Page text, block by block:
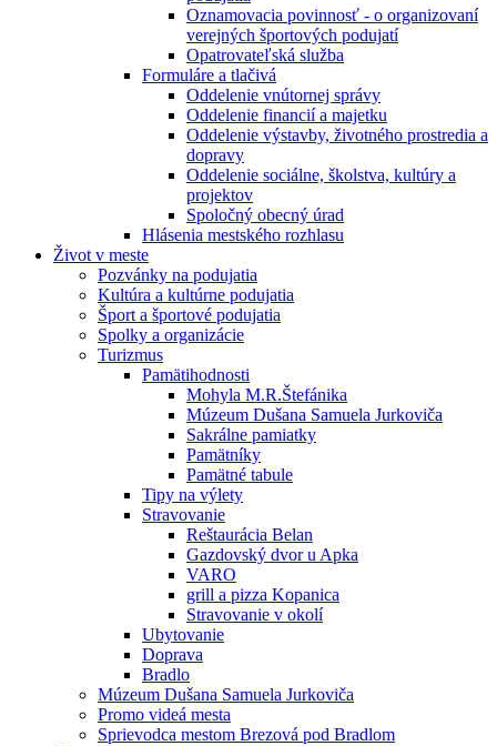
Oznamovacia povinnosť - o organizovaní
verejných športových podujatí
Opatrovateľská služba
Formuláre a tlačivá
Oddelenie vnútornej správy
Oddelenie financií a majetku
Oddelenie výstavby, životného prostredia a
dopravy
Oddelenie sociálne, školstva, kultúry a
projektov
Spoločný obecný úrad
Hlásenia mestského rozhlasu
Život v meste
Pozvánky na podujatia
Kultúra a kultúrne podujatia
Šport a športové podujatia
Spolky a organizácie
Turizmus
Pamätihodnosti
Mohyla M.R.Štefánika
Múzeum Dušana Samuela Jurkoviča
Sakrálne pamiatky
Pamätníky
Pamätné tabule
Tipy na výlety
Stravovanie
Reštaurácia Belan
Gazdovský dvor u Apka
VARO
grill a pizza Kopanica
Stravovanie v okolí
Ubytovanie
Doprava
Bradlo
Múzeum Dušana Samuela Jurkoviča
Promo videá mesta
Sprievodca mestom Brezová pod Bradlom